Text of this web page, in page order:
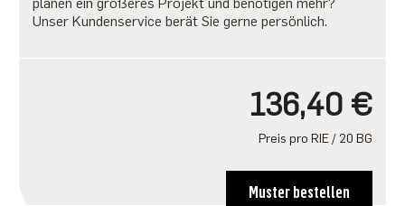
Unser Kundenservice berät Sie gerne persönlich.
136,40 €
Preis pro RIE / 20 BG
Muster bestellen